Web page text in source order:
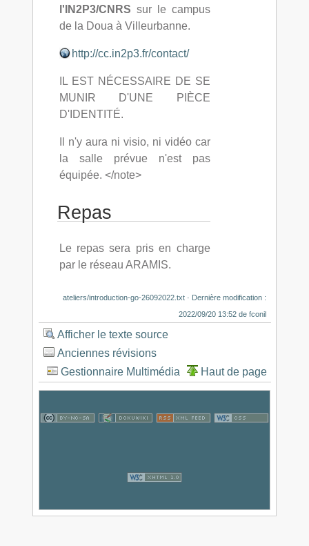
l'IN2P3/CNRS sur le campus
de la Doua à Villeurbanne.
http://cc.in2p3.fr/contact/
IL EST NÉCESSAIRE DE SE
MUNIR D'UNE PIÈCE
D'IDENTITÉ.
Il n'y aura ni visio, ni vidéo car
la salle prévue n'est pas
équipée. </note>
Repas
Le repas sera pris en charge
par le réseau ARAMIS.
ateliers/introduction-go-26092022.txt · Dernière modification :
2022/09/20 13:52 defconil
Afficher le texte source
Anciennes révisions
Gestionnaire Multimédia
Haut de page